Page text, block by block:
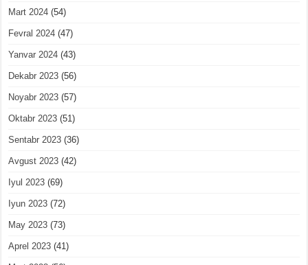
Mart 2024 (54)
Fevral 2024 (47)
Yanvar 2024 (43)
Dekabr 2023 (56)
Noyabr 2023 (57)
Oktabr 2023 (51)
Sentabr 2023 (36)
Avgust 2023 (42)
Iyul 2023 (69)
Iyun 2023 (72)
May 2023 (73)
Aprel 2023 (41)